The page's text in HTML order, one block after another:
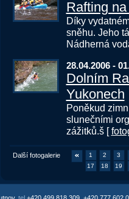
Rafting
Díky
sněhu. Jeho
Nádherná
28.04.2006 -
Dolním
Yukonech
Poněkud
slunečními
zážitků.š [
Další fotogalerie 1 2
3
17
18 19
tel +420 499 818 309, +420 777 602